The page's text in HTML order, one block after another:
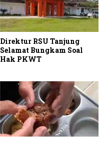
Direktur RSU Tanjung
Selamat Bungkam Soal
Hak PKWT